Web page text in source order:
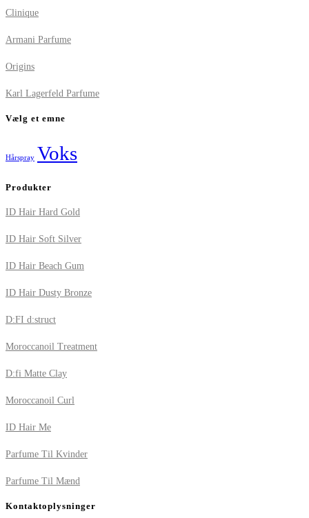
Clinique
Armani Parfume
Origins
Karl Lagerfeld Parfume
Vælg et emne
Hårspray Voks
Produkter
ID Hair Hard Gold
ID Hair Soft Silver
ID Hair Beach Gum
ID Hair Dusty Bronze
D:FI d:struct
Moroccanoil Treatment
D:fi Matte Clay
Moroccanoil Curl
ID Hair Me
Parfume Til Kvinder
Parfume Til Mænd
Kontaktoplysninger